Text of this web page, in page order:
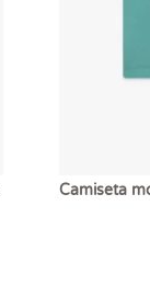
Camiseta